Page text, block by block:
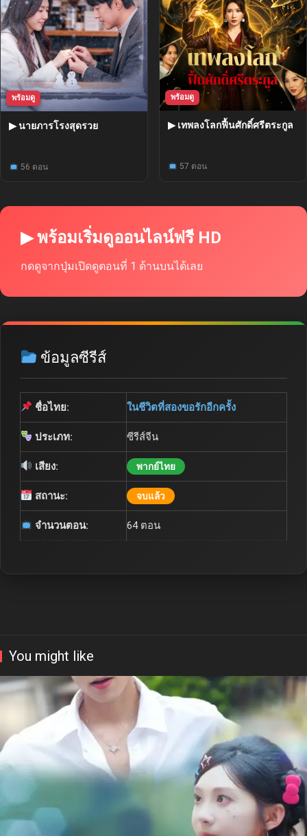
พร้อมดู
▶ นายภารโรงสุดรวย
56 ตอน
พร้อมดู
▶ เทพลงโลกฟื้นศักดิ์ศรีตระกูล
57 ตอน
▶ พร้อมเริ่มดูออนไลน์ฟรี HD
กดดูจากปุ่มเปิดดูตอนที่ 1 ด้านบนได้เลย
ข้อมูลซีรีส์
ชื่อไทย: ในชีวิตที่สองขอรักอีกครั้ง
ประเภท: ซีรีส์จีน
เสียง: พากย์ไทย
สถานะ: จบแล้ว
จำนวนตอน: 64 ตอน
You might like